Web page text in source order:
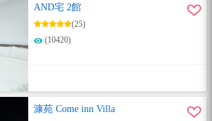
AND宅 2館
(25)
(10420)
漮苑 Come inn Villa